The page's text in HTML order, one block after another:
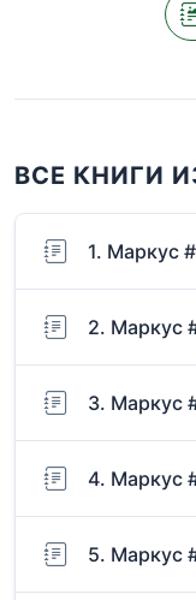
ВСЕ КНИГИ
1. Маркус
2. Маркус
3. Маркус
4. Маркус
5. Маркус